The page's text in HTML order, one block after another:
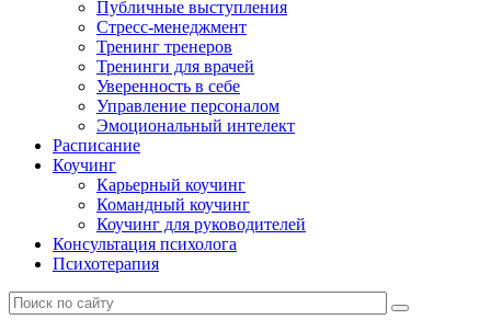
Публичные выступления
Стресс-менеджмент
Тренинг тренеров
Тренинги для врачей
Уверенность в себе
Управление персоналом
Эмоциональный интелект
Расписание
Коучинг
Карьерный коучинг
Командный коучинг
Коучинг для руководителей
Консультация психолога
Психотерапия